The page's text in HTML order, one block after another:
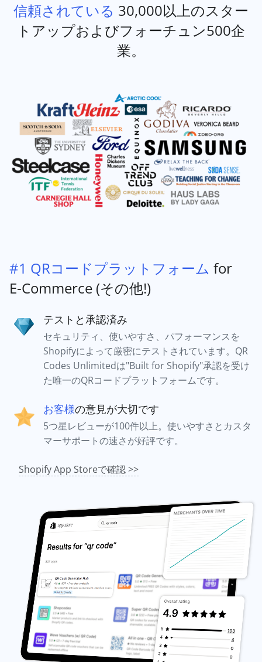
信頼されている 30,000以上のスター
トアップおよびフォーチュン500企
業。
#1 QRコードプラットフォーム for
E-Commerce (その他!)
テストと承認済み
セキュリティ、使いやすさ、パフォーマンスを
Shopifyによって厳密にテストされています。QR
Codes Unlimitedは"Built for Shopify"承認を受け
た唯一のQRコードプラットフォームです。
お客様の意見が大切です
5つ星レビューが100件以上。使いやすさとカスタ
マーサポートの速さが好評です。
Shopify App Storeで確認 >>